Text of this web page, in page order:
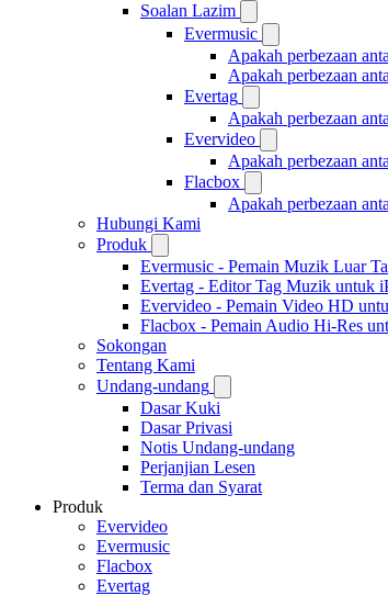
Soalan Lazim
Evermusic
Apakah perbezaan
Apakah perbezaan
Evertag
Apakah perbezaan
Evervideo
Apakah perbezaan
Flacbox
Apakah perbezaan
Hubungi Kami
Produk
Evermusic - Pemain Muzik Luar
Evertag - Editor Tag Muzik untuk
Evervideo - Pemain Video HD
Flacbox - Pemain Audio Hi-Res
Sokongan
Tentang Kami
Undang-undang
Dasar Kuki
Dasar Privasi
Notis Undang-undang
Perjanjian Lesen
Terma dan Syarat
Produk
Evervideo
Evermusic
Flacbox
Evertag